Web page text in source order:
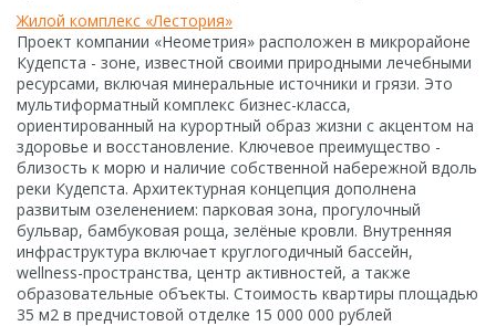
Жилой комплекс «Лестория»
Проект компании «Неометрия» расположен в микрорайоне
Кудепста - зоне, известной своими природными лечебными
ресурсами, включая минеральные источники и грязи. Это
мультиформатный комплекс бизнес-класса,
ориентированный на курортный образ жизни с акцентом на
здоровье и восстановление. Ключевое преимущество -
близость к морю и наличие собственной набережной вдоль
реки Кудепста. Архитектурная концепция дополнена
развитым озеленением: парковая зона, прогулочный
бульвар, бамбуковая роща, зелёные кровли. Внутренняя
инфраструктура включает круглогодичный бассейн,
wellness-пространства, центр активностей, а также
образовательные объекты. Стоимость квартиры площадью
35 м2 в предчистовой отделке 15 000 000 рублей